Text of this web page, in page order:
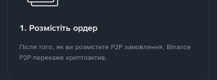
1. Розмістіть ордер
Після того, як ви розмістите P2P замовлення, Binance
P2P перекаже криптоактив.